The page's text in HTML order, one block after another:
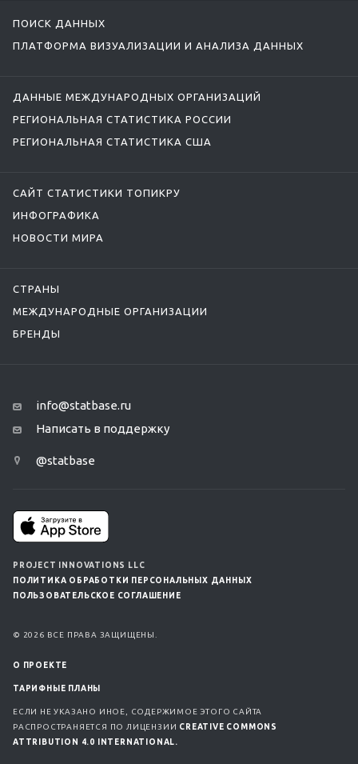
ПОИСК ДАННЫХ
ПЛАТФОРМА ВИЗУАЛИЗАЦИИ И АНАЛИЗА ДАННЫХ
ДАННЫЕ МЕЖДУНАРОДНЫХ ОРГАНИЗАЦИЙ
РЕГИОНАЛЬНАЯ СТАТИСТИКА РОССИИ
РЕГИОНАЛЬНАЯ СТАТИСТИКА США
САЙТ СТАТИСТИКИ ТОПИКРУ
ИНФОГРАФИКА
НОВОСТИ МИРА
СТРАНЫ
МЕЖДУНАРОДНЫЕ ОРГАНИЗАЦИИ
БРЕНДЫ
info@statbase.ru
Написать в поддержку
@statbase
PROJECT INNOVATIONS LLC
ПОЛИТИКА ОБРАБОТКИ ПЕРСОНАЛЬНЫХ ДАННЫХ
ПОЛЬЗОВАТЕЛЬСКОЕ СОГЛАШЕНИЕ
© 2026 ВСЕ ПРАВА ЗАЩИЩЕНЫ.
О ПРОЕКТЕ
ТАРИФНЫЕ ПЛАНЫ
ЕСЛИ НЕ УКАЗАНО ИНОЕ, СОДЕРЖИМОЕ ЭТОГО САЙТА
РАСПРОСТРАНЯЕТСЯ ПО ЛИЦЕНЗИИ CREATIVE COMMONS
ATTRIBUTION 4.0 INTERNATIONAL.